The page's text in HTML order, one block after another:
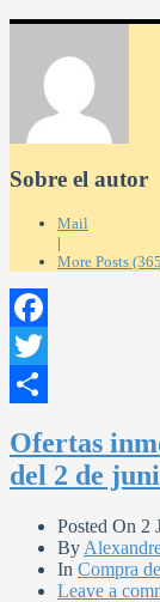
Sobre el autor
Mail
|
More Posts
Facebook
Twitter
Ofertas
del 2 de
Posted On 2
By
In Compra
Leave a